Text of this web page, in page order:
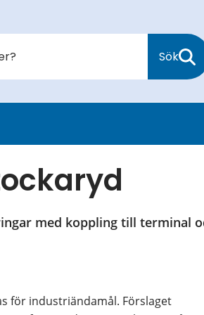
Sök
med koppling till terminal
för industriändamål. Förslaget